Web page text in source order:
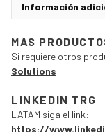
Información
MAS
Si requiere otros
Solutions
LINKEDIN TRG
LATAM siga el link:
https://